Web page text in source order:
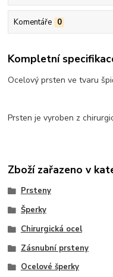
Komentáře 0
Kompletní
Ocelový prsten ve tvaru
Prsten je vyroben z
Zboží zařazeno v
Prsteny
Šperky
Chirurgická ocel
Zásnubní prsteny
Ocelové šperky